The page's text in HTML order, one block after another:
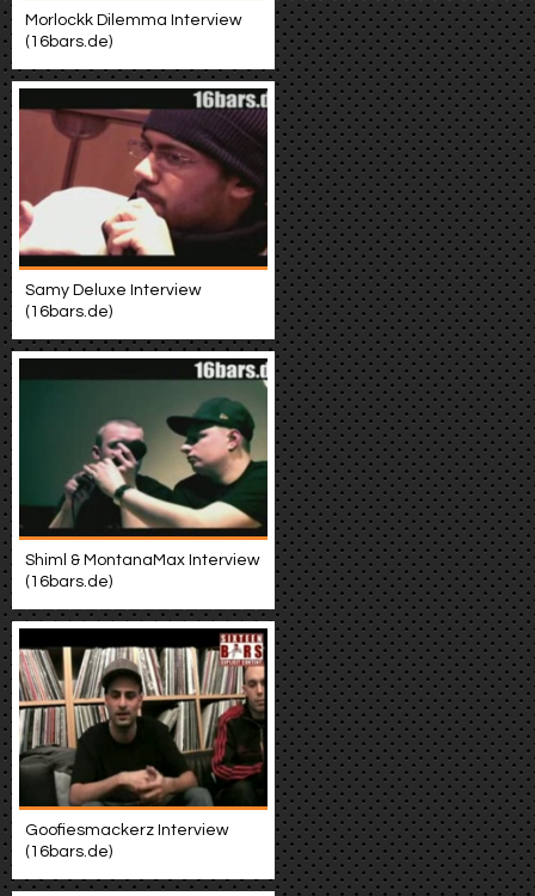
Morlockk Dilemma Interview
(16bars.de)
Samy Deluxe Interview
(16bars.de)
Shiml & MontanaMax Interview
(16bars.de)
Goofiesmackerz Interview
(16bars.de)